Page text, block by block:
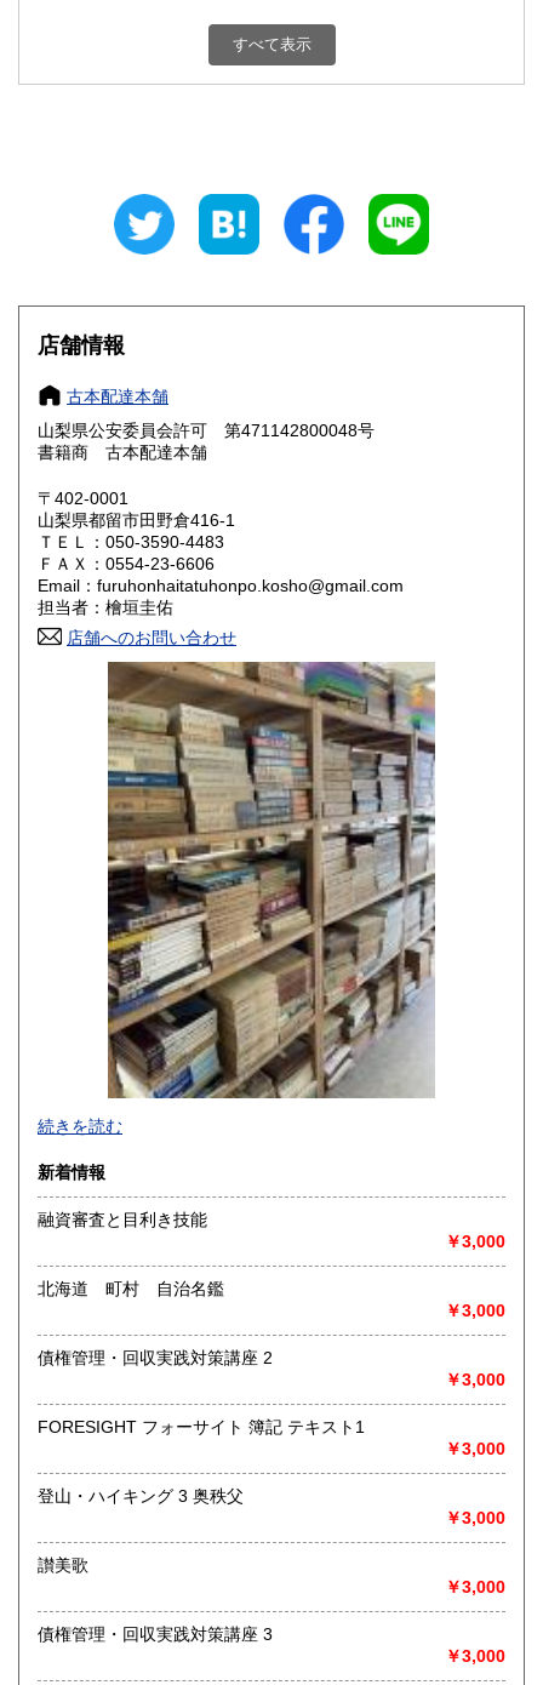
800円 富山県
800円 三重県
大阪府
奈良県
鳥取県 800円 島根県
岡山県
山口県 800円
香川県 800円 愛媛県
高知県 800円
800円 長崎県
800円 大分県
800円 鹿児島県
1,500円
すべて表示
店舗情報
古本配達本舗
山梨県公安委員会許可 第471142800048号
書籍商 古本配達本舗
〒402-0001
山梨県都留市田野倉416-1
ＴＥＬ：050-3590-4483
ＦＡＸ：0554-23-6606
Email：furuhonhaitatuhonpo.kosho@gmail.com
担当者：檜垣圭佑
店舗へのお問い合わせ
-
沿線名：-
最寄駅：-
営業時間：-
定休日：-
書籍の買取について
取り扱い分野
総記、哲学宗教、歴史、社会科学、自然科学、美術工芸、国
語国文、外国文学、古典籍、近代文献、趣味、外国書、サブ
カルチャー、古書一般（その他）
続きを読む
新着情報
融資審査と目利き技能
￥3,000
北海道 町村 自治名鑑
￥3,000
債権管理・回収実践対策講座 2
￥3,000
FORESIGHT フォーサイト 簿記 テキスト1
￥3,000
登山・ハイキング 3 奥秩父
￥3,000
讃美歌
￥3,000
債権管理・回収実践対策講座 3
￥3,000